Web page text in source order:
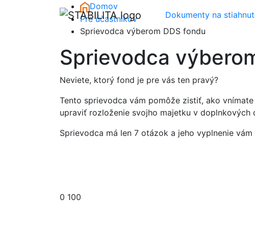
Skip to main content
Dokumenty na
Domov
Pre účastníkov
Sprievodca výberom DDS fondu
Sprievodca
Neviete, ktorý fond je pre vás ten pravý?
Tento sprievodca vám pomôže zistiť, ako
upraviť rozloženie svojho majetku v doplnkových
Sprievodca má len 7 otázok a jeho vyplnenie
Aký je Váš vek?
0 100